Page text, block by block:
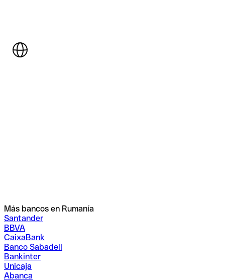
Más bancos en Rumanía
Santander
BBVA
CaixaBank
Banco Sabadell
Bankinter
Unicaja
Abanca